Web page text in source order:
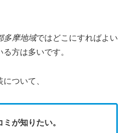
多摩地域ではどこにすればよい
方は多いです。
ついて、
が知りたい。